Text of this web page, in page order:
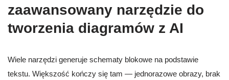
zaawansowany narzędzie do
tworzenia diagramów z AI
Wiele narzędzi generuje schematy blokowe na podstawie
tekstu. Większość kończy się tam — jednorazowe obrazy, brak